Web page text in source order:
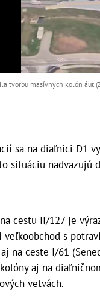
tvorbu masívnych kolón áut
sa na diaľnici D1
situáciu nadväzujú
cestu II/127 je
veľkoobchod s
na ceste I/61
aj na
vetvách.